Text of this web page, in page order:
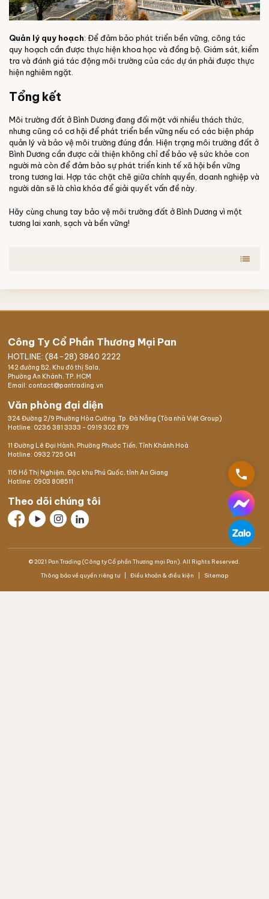
Quản lý quy hoạch: Để đảm bảo phát triển bền vững, công tác
quy hoạch cần được thực hiện khoa học và đồng bộ. Giám sát, kiểm
tra và đánh giá tác động môi trường của các dự án phải được thực
hiện nghiêm ngặt.
Tổng kết
Môi trường đất ở Bình Dương đang đối mặt với nhiều thách thức,
nhưng cũng có cơ hội để phát triển bền vững nếu có các biện pháp
quản lý và bảo vệ môi trường đúng đắn. Hiện trạng môi trường đất ở
Bình Dương cần được cải thiện không chỉ để bảo vệ sức khỏe con
người mà còn để đảm bảo sự phát triển kinh tế xã hội bền vững
trong tương lai. Hợp tác chặt chẽ giữa chính quyền, doanh nghiệp và
người dân sẽ là chìa khóa để giải quyết vấn đề này.
Hãy cùng chung tay bảo vệ môi trường đất ở Bình Dương vì một
tương lai xanh, sạch và bền vững!
list
Công Ty Cổ Phần Thương Mại Pan
HOTLINE: (84-28) 3840 2222
142 đường B2, Khu đô thị Sala,
Phường An Khánh, TP. HCM
Email: contact@pantrading.vn
Văn phòng đại diện
324 Đường 2/9 Phường Hòa Cường, Tp. Đà Nẵng (Tòa nhà Việt Group)
Hotline: 0236 381 3333 - 0919 302 879
11 Đường Lê Đại Hành, Phường Phước Tiến, Tỉnh Khánh Hoà
Hotline: 0932 725 041
116 Hồ Thị Nghiệm, Đặc khu Phú Quốc, tỉnh An Giang
Hotline: 0903 808511
Theo dõi chúng tôi
© 2021 Pan Trading (Công ty Cổ phần Thương mại Pan). All Rights Reserved.
Thông báo về quyền riêng tư Điều khoản & điều kiện Sitemap
phone